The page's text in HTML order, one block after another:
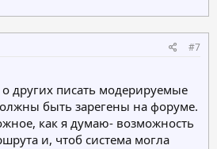
#7
других писать модерируемые
быть зарегены на форуме.
как я думаю- возможность
и, чтоб система могла